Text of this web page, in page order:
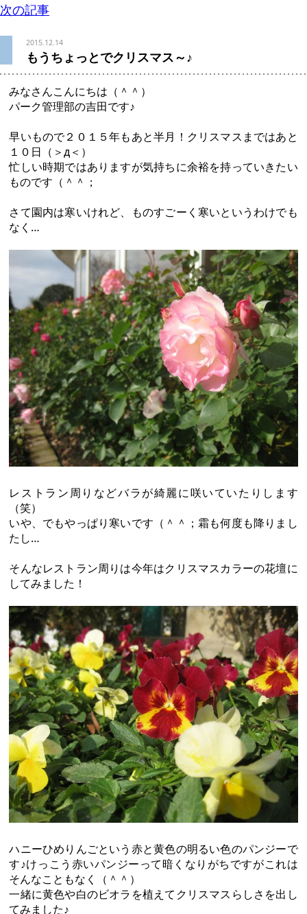
次の記事
2015.12.14
もうちょっとでクリスマス～♪
みなさんこんにちは（＾＾）
パーク管理部の吉田です♪
早いもので２０１５年もあと半月！クリスマスまではあと
１０日（＞д＜）
忙しい時期ではありますが気持ちに余裕を持っていきたい
ものです（＾＾；
さて園内は寒いけれど、ものすごーく寒いというわけでも
なく…
レストラン周りなどバラが綺麗に咲いていたりします
（笑）
いや、でもやっぱり寒いです（＾＾；霜も何度も降りまし
たし…
そんなレストラン周りは今年はクリスマスカラーの花壇に
してみました！
ハニーひめりんごという赤と黄色の明るい色のパンジーで
す♪けっこう赤いパンジーって暗くなりがちですがこれは
そんなこともなく（＾＾）
一緒に黄色や白のビオラを植えてクリスマスらしさを出し
てみました♪